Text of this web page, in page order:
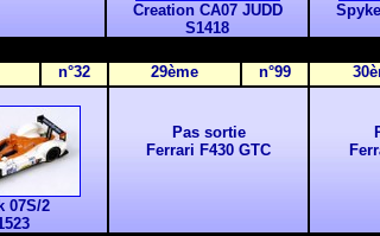
Creation CA07 JUDD
S1418
n°32 29ème n°99 30
07S/2
Pas sortie
Ferrari F430 GTC